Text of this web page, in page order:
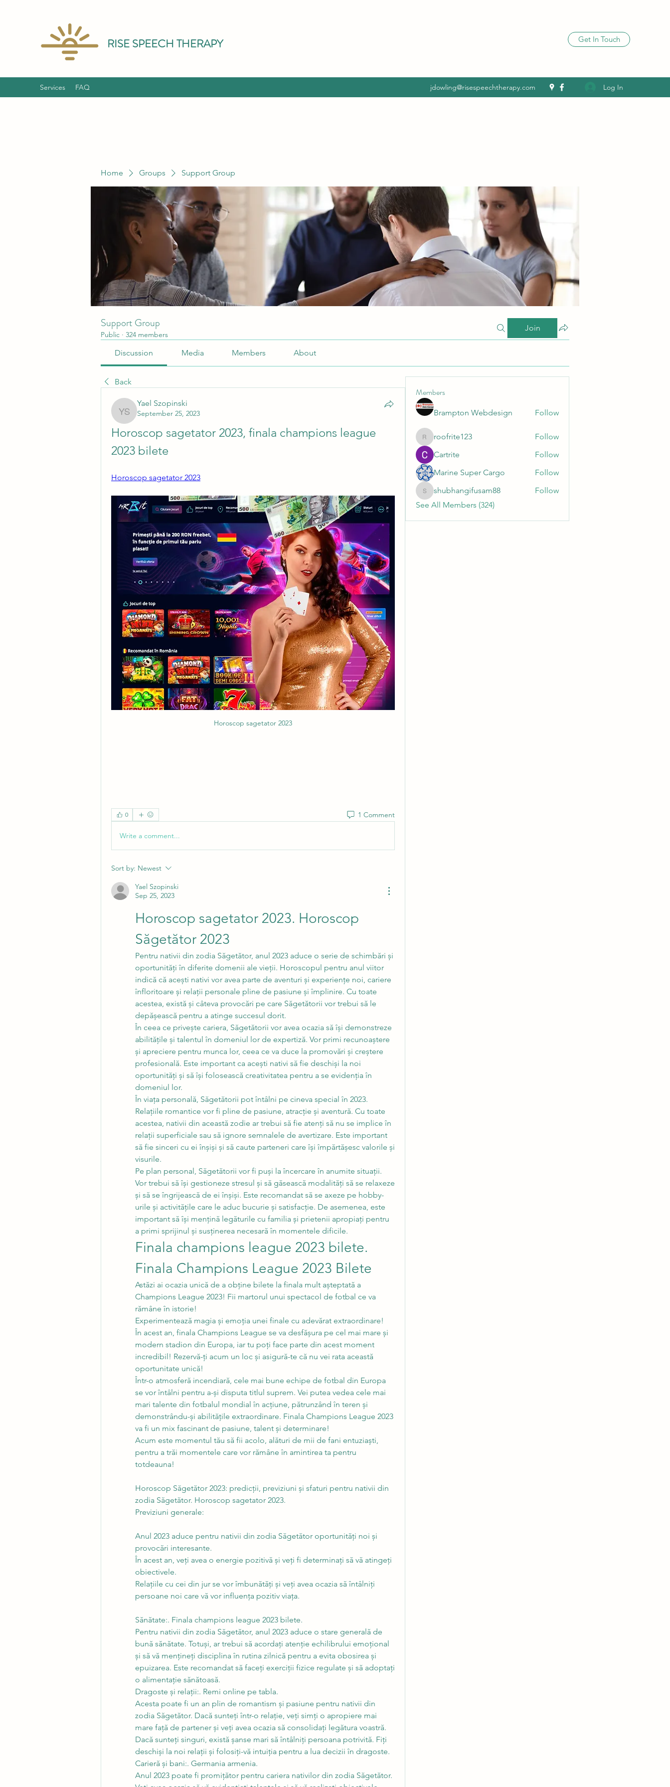
RISE SPEECH THERAPY Get In Touch
Services FAQ jdowling@risespeechtherapy.com Log In
Home Groups Support Group
Support Group
Public · 324 members
Join
Discussion Media Members About
Back
Yael Szopinski
Yael Szopinski
September 25, 2023
Horoscop sagetator 2023, finala champions league
2023 bilete
Horoscop sagetator 2023
Horoscop sagetator 2023
0 1 Comment
Write a comment...
Sort by: Newest
Yael Szopinski
Sep 25, 2023
Horoscop sagetator 2023. Horoscop
Săgetător 2023
Pentru nativii din zodia Săgetător, anul 2023 aduce o serie de schimbări și
oportunități în diferite domenii ale vieții. Horoscopul pentru anul viitor
indică că acești nativi vor avea parte de aventuri și experiențe noi, cariere
înfloritoare și relații personale pline de pasiune și împlinire. Cu toate
acestea, există și câteva provocări pe care Săgetătorii vor trebui să le
depășească pentru a atinge succesul dorit.
În ceea ce privește cariera, Săgetătorii vor avea ocazia să își demonstreze
abilitățile și talentul în domeniul lor de expertiză. Vor primi recunoaștere
și apreciere pentru munca lor, ceea ce va duce la promovări și creștere
profesională. Este important ca acești nativi să fie deschiși la noi
oportunități și să își folosească creativitatea pentru a se evidenția în
domeniul lor.
În viața personală, Săgetătorii pot întâlni pe cineva special în 2023.
Relațiile romantice vor fi pline de pasiune, atracție și aventură. Cu toate
acestea, nativii din această zodie ar trebui să fie atenți să nu se implice în
relații superficiale sau să ignore semnalele de avertizare. Este important
să fie sinceri cu ei înșiși și să caute parteneri care își împărtășesc valorile și
visurile.
Pe plan personal, Săgetătorii vor fi puși la încercare în anumite situații.
Vor trebui să își gestioneze stresul și să găsească modalități să se relaxeze
și să se îngrijească de ei înșiși. Este recomandat să se axeze pe hobby-
urile și activitățile care le aduc bucurie și satisfacție. De asemenea, este
important să își mențină legăturile cu familia și prietenii apropiați pentru
a primi sprijinul și susținerea necesară în momentele dificile.
Finala champions league 2023 bilete.
Finala Champions League 2023 Bilete
Astăzi ai ocazia unică de a obține bilete la finala mult așteptată a
Champions League 2023! Fii martorul unui spectacol de fotbal ce va
rămâne în istorie!
Experimentează magia și emoția unei finale cu adevărat extraordinare!
În acest an, finala Champions League se va desfășura pe cel mai mare și
modern stadion din Europa, iar tu poți face parte din acest moment
incredibil! Rezervă-ți acum un loc și asigură-te că nu vei rata această
oportunitate unică!
Într-o atmosferă incendiară, cele mai bune echipe de fotbal din Europa
se vor întâlni pentru a-și disputa titlul suprem. Vei putea vedea cele mai
mari talente din fotbalul mondial în acțiune, pătrunzând în teren și
demonstrându-și abilitățile extraordinare. Finala Champions League 2023
va fi un mix fascinant de pasiune, talent și determinare!
Acum este momentul tău să fii acolo, alături de mii de fani entuziaști,
pentru a trăi momentele care vor rămâne în amintirea ta pentru
totdeauna!
Horoscop Săgetător 2023: predicții, previziuni și sfaturi pentru nativii din
zodia Săgetător. Horoscop sagetator 2023.
Previziuni generale:
Anul 2023 aduce pentru nativii din zodia Săgetător oportunități noi și
provocări interesante.
În acest an, veți avea o energie pozitivă și veți fi determinați să vă atingeți
obiectivele.
Relațiile cu cei din jur se vor îmbunătăți și veți avea ocazia să întâlniți
persoane noi care vă vor influența pozitiv viața.
Sănătate:. Finala champions league 2023 bilete.
Pentru nativii din zodia Săgetător, anul 2023 aduce o stare generală de
bună sănătate. Totuși, ar trebui să acordați atenție echilibrului emoțional
și să vă mențineți disciplina în rutina zilnică pentru a evita obosirea și
epuizarea. Este recomandat să faceți exerciții fizice regulate și să adoptați
o alimentație sănătoasă.
Dragoste și relații:. Remi online pe tabla.
Acesta poate fi un an plin de romantism și pasiune pentru nativii din
zodia Săgetător. Dacă sunteți într-o relație, veți simți o apropiere mai
mare față de partener și veți avea ocazia să consolidați legătura voastră.
Dacă sunteți singuri, există șanse mari să întâlniți persoana potrivită. Fiți
deschiși la noi relații și folosiți-vă intuiția pentru a lua decizii în dragoste.
Carieră și bani:. Germania armenia.
Anul 2023 poate fi promițător pentru cariera nativilor din zodia Săgetător.
Members
Brampton Webdesign Follow
roofrite123
roofrite123
Follow
Cartrite
Follow
Marine Super Cargo
Follow
shubhangifusam88
shubhangifusam88
Follow
See All Members (324)